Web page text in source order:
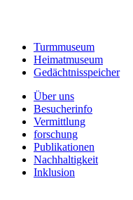
Turmmuseum
Heimatmuseum
Gedächtnisspeicher
Über uns
Besucherinfo
Vermittlung
forschung
Publikationen
Nachhaltigkeit
Inklusion